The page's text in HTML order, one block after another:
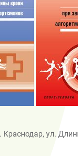
Краснодар, ул.